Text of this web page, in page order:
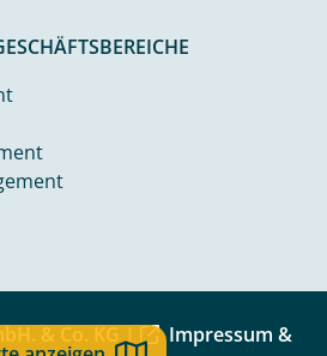
& Co. KG |
Impressum &